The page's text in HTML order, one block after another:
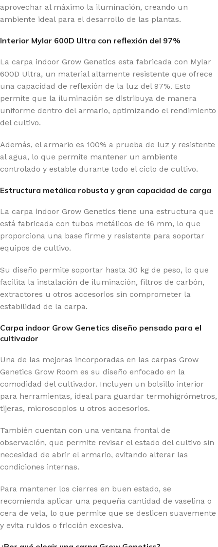
aprovechar al máximo la iluminación, creando un
ambiente ideal para el desarrollo de las plantas.
Interior Mylar 600D Ultra con reflexión del 97%
La carpa indoor Grow Genetics esta fabricada con Mylar
600D Ultra, un material altamente resistente que ofrece
una capacidad de reflexión de la luz del 97%. Esto
permite que la iluminación se distribuya de manera
uniforme dentro del armario, optimizando el rendimiento
del cultivo.
Además, el armario es 100% a prueba de luz y resistente
al agua, lo que permite mantener un ambiente
controlado y estable durante todo el ciclo de cultivo.
Estructura metálica robusta y gran capacidad de carga
La carpa indoor Grow Genetics tiene una estructura que
está fabricada con tubos metálicos de 16 mm, lo que
proporciona una base firme y resistente para soportar
equipos de cultivo.
Su diseño permite soportar hasta 30 kg de peso, lo que
facilita la instalación de iluminación, filtros de carbón,
extractores u otros accesorios sin comprometer la
estabilidad de la carpa.
Carpa indoor Grow Genetics diseño pensado para el
cultivador
Una de las mejoras incorporadas en las carpas Grow
Genetics Grow Room es su diseño enfocado en la
comodidad del cultivador. Incluyen un bolsillo interior
para herramientas, ideal para guardar termohigrómetros,
tijeras, microscopios u otros accesorios.
También cuentan con una ventana frontal de
observación, que permite revisar el estado del cultivo sin
necesidad de abrir el armario, evitando alterar las
condiciones internas.
Para mantener los cierres en buen estado, se
recomienda aplicar una pequeña cantidad de vaselina o
cera de vela, lo que permite que se deslicen suavemente
y evita ruidos o fricción excesiva.